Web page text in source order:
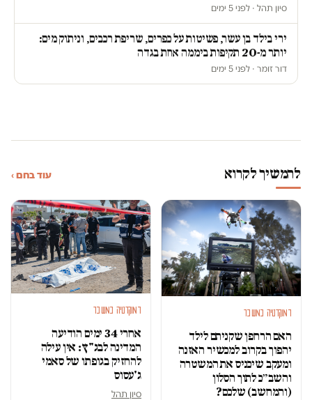
סיון תהל · לפני 5 ימים
ירי בילד בן עשר, פשיטות על כפרים, שריפת רכבים, וניתוק מים:
יותר מ-20 תקיפות ביממה אחת בגדה
דור זומר · לפני 5 ימים
להמשיך לקרוא עוד בחם ›
דמוקרטיה במשבר
האם הרחפן שקניתם לילד
יהפוך בקרוב למכשיר האזנה
ומעקב שיכניס את המשטרה
והשב״כ לתוך הסלון
(והמחשב) שלכם?
דמוקרטיה במשבר
אחרי 34 ימים הודיעה
המדינה לבג"ץ: אין עילה
להחזיק בגופתו של סאמי
ג'עסוס
סיון תהל